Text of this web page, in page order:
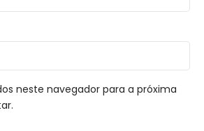
neste navegador para a próxima